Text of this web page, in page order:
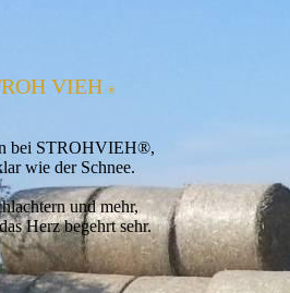
VIEH ®
bei STROHVIEH®,
wie der Schnee.
und mehr,
Herz begehrt sehr.